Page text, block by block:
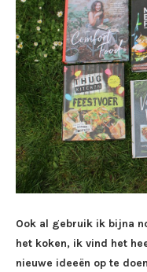
Ook al gebruik ik bijna
het koken, ik vind het
nieuwe ideeën op te